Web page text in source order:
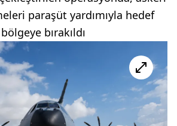
paraşüt yardımıyla hedef
bölgeye bırakıldı